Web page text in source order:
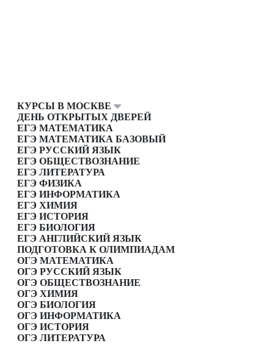
КУРСЫ В МОСКВЕ
ДЕНЬ ОТКРЫТЫХ ДВЕРЕЙ
ЕГЭ МАТЕМАТИКА
ЕГЭ МАТЕМАТИКА БАЗОВЫЙ
ЕГЭ РУССКИЙ ЯЗЫК
ЕГЭ ОБЩЕСТВОЗНАНИЕ
ЕГЭ ЛИТЕРАТУРА
ЕГЭ ФИЗИКА
ЕГЭ ИНФОРМАТИКА
ЕГЭ ХИМИЯ
ЕГЭ ИСТОРИЯ
ЕГЭ БИОЛОГИЯ
ЕГЭ АНГЛИЙСКИЙ ЯЗЫК
ПОДГОТОВКА К ОЛИМПИАДАМ
ОГЭ МАТЕМАТИКА
ОГЭ РУССКИЙ ЯЗЫК
ОГЭ ОБЩЕСТВОЗНАНИЕ
ОГЭ ХИМИЯ
ОГЭ БИОЛОГИЯ
ОГЭ ИНФОРМАТИКА
ОГЭ ИСТОРИЯ
ОГЭ ЛИТЕРАТУРА